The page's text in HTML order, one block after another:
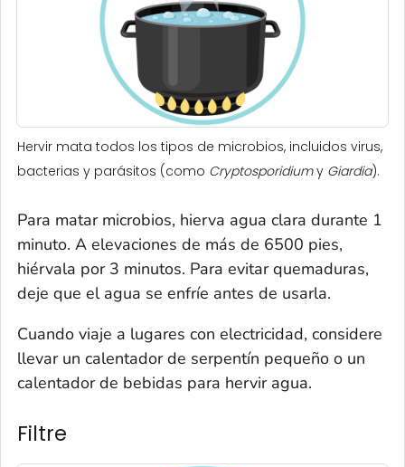
Hervir mata todos los tipos de microbios, incluidos virus,
bacterias y parásitos (como Cryptosporidiumy Giardia).
Para matar microbios, hierva agua clara durante 1
minuto. A elevaciones de más de 6500 pies,
hiérvala por 3 minutos. Para evitar quemaduras,
deje que el agua se enfríe antes de usarla.
Cuando viaje a lugares con electricidad, considere
llevar un calentador de serpentín pequeño o un
calentador de bebidas para hervir agua.
Filtre